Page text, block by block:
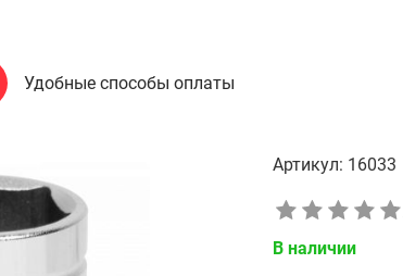
Удобные способы оплаты
Артикул: 16033
В наличии